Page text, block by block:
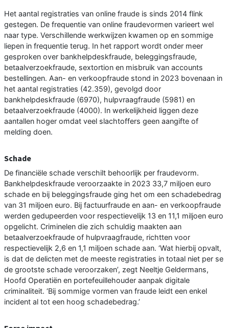
Het aantal registraties van online fraude is sinds 2014 flink
gestegen. De frequentie van online fraudevormen varieert wel
naar type. Verschillende werkwijzen kwamen op en sommige
liepen in frequentie terug. In het rapport wordt onder meer
gesproken over bankhelpdeskfraude, beleggingsfraude,
betaalverzoekfraude, sextortion en misbruik van accounts
bestellingen. Aan- en verkoopfraude stond in 2023 bovenaan in
het aantal registraties (42.359), gevolgd door
bankhelpdeskfraude (6970), hulpvraagfraude (5981) en
betaalverzoekfraude (4000). In werkelijkheid liggen deze
aantallen hoger omdat veel slachtoffers geen aangifte of
melding doen.
Schade
De financiële schade verschilt behoorlijk per fraudevorm.
Bankhelpdeskfraude veroorzaakte in 2023 33,7 miljoen euro
schade en bij beleggingsfraude ging het om een schadebedrag
van 31 miljoen euro. Bij factuurfraude en aan- en verkoopfraude
werden gedupeerden voor respectievelijk 13 en 11,1 miljoen euro
opgelicht. Criminelen die zich schuldig maakten aan
betaalverzoekfraude of hulpvraagfraude, richtten voor
respectievelijk 2,6 en 1,1 miljoen schade aan. ‘Wat hierbij opvalt,
is dat de delicten met de meeste registraties in totaal niet per se
de grootste schade veroorzaken’, zegt Neeltje Geldermans,
Hoofd Operatiën en portefeuillehouder aanpak digitale
criminaliteit. ‘Bij sommige vormen van fraude leidt een enkel
incident al tot een hoog schadebedrag.’